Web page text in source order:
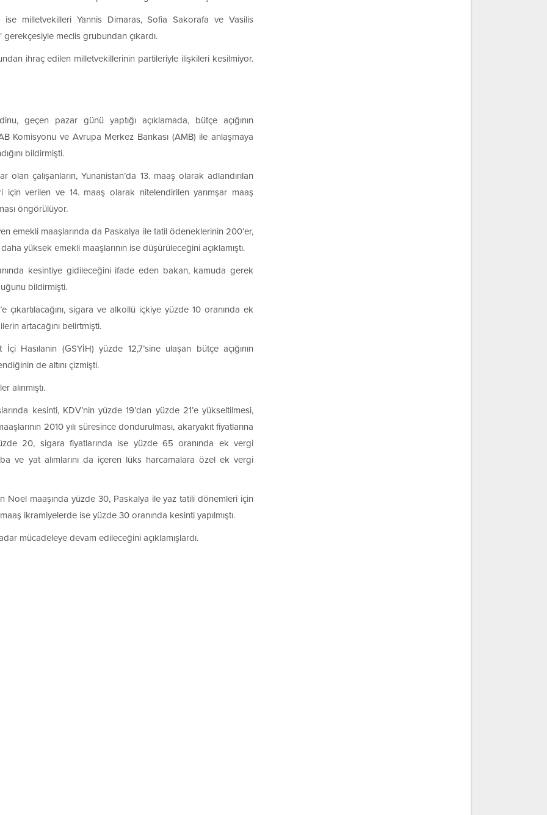
milletvekilleri Yannis Dimaras, Sofia Sakorafa ve Vasilis
meclis grubundan çıkardı.
ihraç edilen milletvekillerinin partileriyle ilişkileri kesilmiyor.
geçen pazar günü yaptığı açıklamada, bütçe açığının
Komisyonu ve Avrupa Merkez Bankası (AMB) ile anlaşmaya
bildirmişti.
çalışanların, Yunanistan’da 13. maaş olarak adlandırılan
verilen ve 14. maaş olarak nitelendirilen yarımşar maaş
öngörülüyor.
emekli maaşlarında da Paskalya ile tatil ödeneklerinin 200’er,
yüksek emekli maaşlarının ise düşürüleceğini açıklamıştı.
kesintiye gidileceğini ifade eden bakan, kamuda gerek
bildirmişti.
çıkartılacağını, sigara ve alkollü içkiye yüzde 10 oranında ek
artacağını belirtmişti.
Hasılanın (GSYİH) yüzde 12,7’sine ulaşan bütçe açığının
de altını çizmişti.
alınmıştı.
kesinti, KDV’nin yüzde 19’dan yüzde 21’e yükseltilmesi,
2010 yılı süresince dondurulması, akaryakıt fiyatlarına
20, sigara fiyatlarında ise yüzde 65 oranında ek vergi
ve yat alımlarını da içeren lüks harcamalara özel ek vergi
Noel maaşında yüzde 30, Paskalya ile yaz tatili dönemleri için
ikramiyelerde ise yüzde 30 oranında kesinti yapılmıştı.
mücadeleye devam edileceğini açıklamışlardı.